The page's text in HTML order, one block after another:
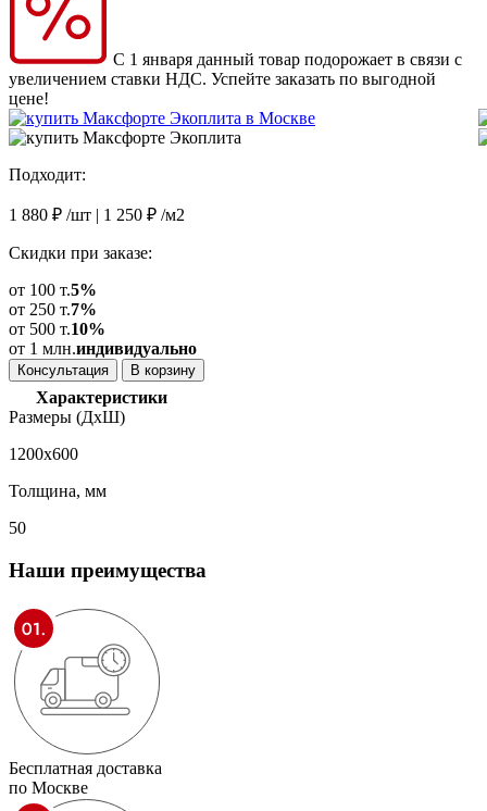
С 1 января данный товар подорожает в связи с
увеличением ставки НДС. Успейте заказать по выгодной
цене!
Подходит:
1 880 ₽ /шт | 1 250 ₽ /м2
Скидки при заказе:
от 100 т.5%
от 250 т.7%
от 500 т.10%
от 1 млн.индивидуально
Консультация В корзину
Характеристики
Размеры (ДхШ)
1200х600
Толщина, мм
50
Наши преимущества
Бесплатная доставка
по Москве